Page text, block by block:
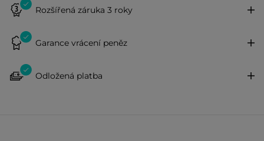
Rozšířená záruka 3 roky
Garance vrácení peněz
Odložená platba